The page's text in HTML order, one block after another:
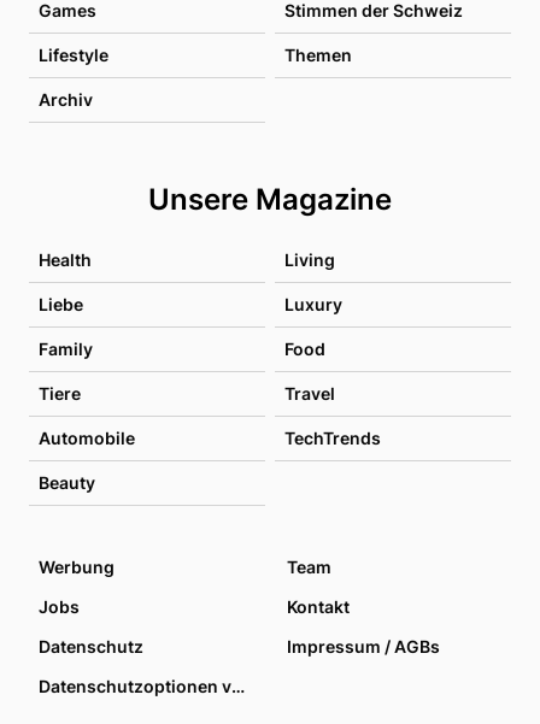
Games Stimmen der Schweiz
Lifestyle Themen
Archiv
Unsere Magazine
Health Living
Liebe Luxury
Family Food
Tiere Travel
Automobile TechTrends
Beauty
Werbung
Team
Jobs
Kontakt
Datenschutz
Impressum / AGBs
Datenschutzoptionen verwalten